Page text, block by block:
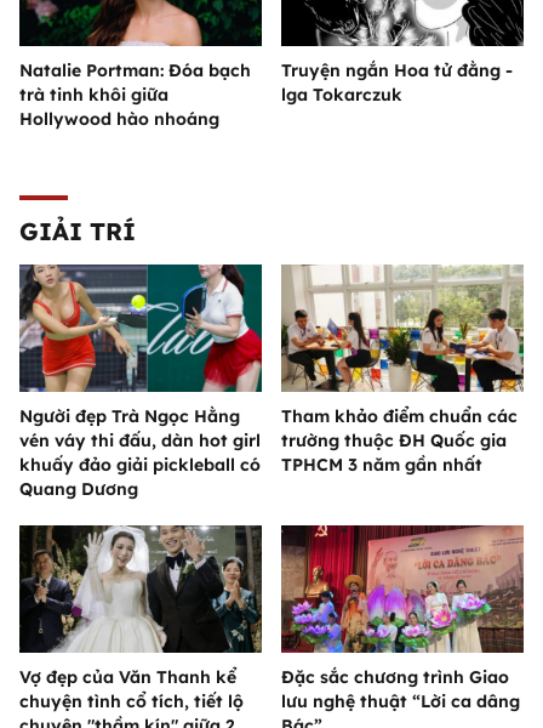
Natalie Portman: Đóa bạch
trà tinh khôi giữa
Hollywood hào nhoáng
Truyện ngắn Hoa tử đằng -
lga Tokarczuk
GIẢI TRÍ
Người đẹp Trà Ngọc Hằng
vén váy thi đấu, dàn hot girl
khuấy đảo giải pickleball có
Quang Dương
Tham khảo điểm chuẩn các
trường thuộc ĐH Quốc gia
TPHCM 3 năm gần nhất
Vợ đẹp của Văn Thanh kể
chuyện tình cổ tích, tiết lộ
Đặc sắc chương trình Giao
lưu nghệ thuật “Lời ca dâng